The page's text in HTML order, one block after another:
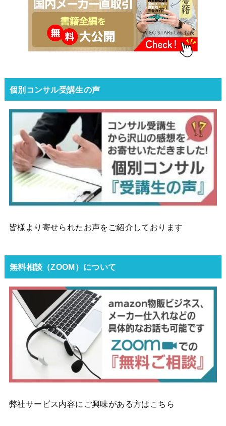
個別コンサル受講生の声
皆様より寄せられたお声をご紹介しております
無料相談（ZOOM）について
弊社サービス内容にご興味がある方はこちら